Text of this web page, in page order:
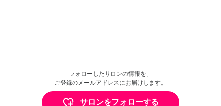
フォローしたサロンの情報を、
ご登録のメールアドレスにお届けします。
サロンをフォローする